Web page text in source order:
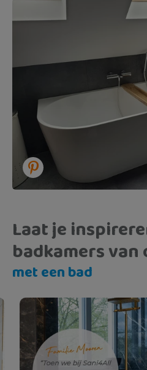
Laat je
badkamers
met een bad